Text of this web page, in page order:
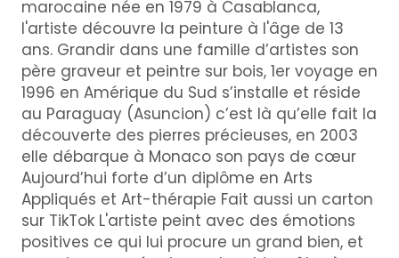
marocaine née en 1979 à Casablanca,
l'artiste découvre la peinture à l'âge de 13
ans. Grandir dans une famille d’artistes son
père graveur et peintre sur bois, 1er voyage en
1996 en Amérique du Sud s’installe et réside
au Paraguay (Asuncion) c’est là qu’elle fait la
découverte des pierres précieuses, en 2003
elle débarque à Monaco son pays de cœur
Aujourd’hui forte d’un diplôme en Arts
Appliqués et Art-thérapie Fait aussi un carton
sur TikTok L'artiste peint avec des émotions
positives ce qui lui procure un grand bien, et